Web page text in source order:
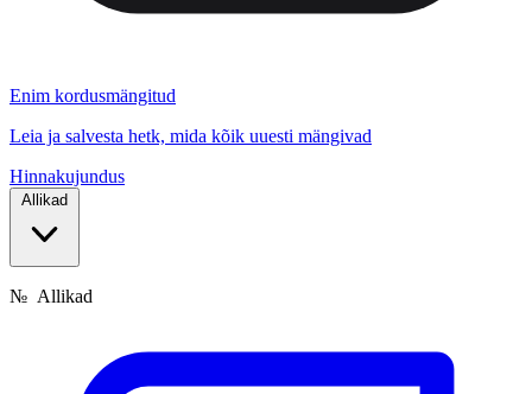
Enim kordusmängitud
Leia ja salvesta hetk, mida kõik uuesti mängivad
Hinnakujundus
Allikad
№ Allikad